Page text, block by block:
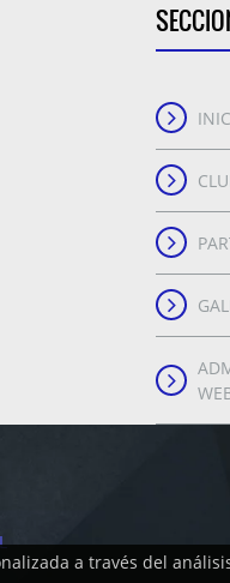
a través del